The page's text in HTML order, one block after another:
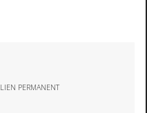
LIEN PERMANENT